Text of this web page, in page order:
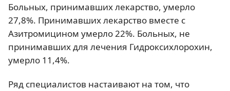
Больных, принимавших лекарство, умерло
27,8%. Принимавших лекарство вместе с
Азитромицином умерло 22%. Больных, не
принимавших для лечения Гидроксихлорохин,
умерло 11,4%.
Ряд специалистов настаивают на том, что